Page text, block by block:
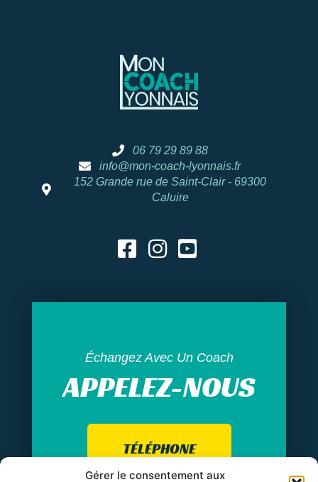
Gérer le consentement aux
06 79 29 89 88
info@mon-coach-lyonnais.fr
152 Grande rue de Saint-Clair - 69300
Caluire
Échangez Avec Un Coach
APPELEZ-NOUS
TÉLÉPHONE